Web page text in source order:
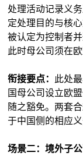
处理活动记录义
定处理目的与核
被认定为控制者
此时母公司须在
衔接要点： 此处
国母公司设立欧
随之豁免。两套
于中国侧的相应义
场景二：境外子